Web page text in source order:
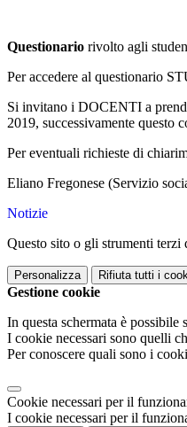
Questionario rivolto agli
Per accedere al questionario
Si invitano i DOCENTI a
2019, successivamente questo
Per eventuali richieste di
Eliano Fregonese (Servizio
Notizie
Questo sito o gli strumenti
Personalizza Rifiuta tutti i
Gestione cookie
In questa schermata è
I cookie necessari sono quelli
Per conoscere quali sono i
Cookie necessari per il
I cookie necessari per il